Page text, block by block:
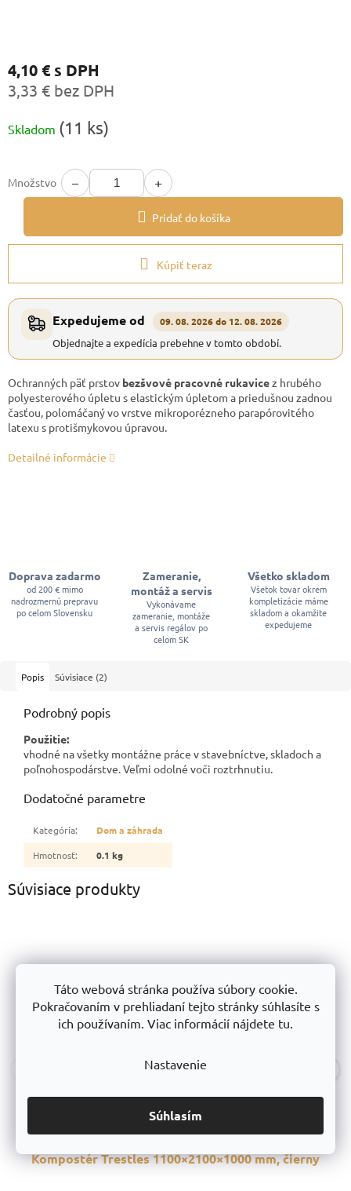
Táto webová stránka používa súbory cookie.
Pokračovaním v prehliadaní tejto stránky súhlasíte s
ich používaním. Viac informácií nájdete tu.
Nastavenie
Súhlasím
4,10 €s DPH
3,33 € bez DPH
cena:
Skladom (11 ks)
Množstvo − +
Pridať do košíka
Kúpiť teraz
Expedujeme od 09. 08. 2026 do 12. 08. 2026
Objednajte a expedícia prebehne v tomto období.
Ochranných päť prstov bezšvové pracovné rukavicez hrubého
polyesterového úpletu s elastickým úpletom a priedušnou zadnou
časťou, polomáčaný vo vrstve mikroporézneho parapórovitého
latexu s protišmykovou úpravou.
Detailné informácie
Doprava zadarmo
od 200 € mimo
nadrozmernú prepravu
po celom Slovensku
Zameranie,
montáž a servis
Vykonávame
zameranie, montáže
a servis regálov po
celom SK
Všetko skladom
Všetok tovar okrem
kompletizácie máme
skladom a okamžite
expedujeme
Popis Súvisiace (2)
Podrobný popis
Použitie:
vhodné na všetky montážne práce v stavebníctve, skladoch a
poľnohospodárstve. Veľmi odolné voči roztrhnutiu.
Dodatočné parametre
Kategória:
Dom a záhrada
Hmotnosť: 0.1 kg
Súvisiace produkty
Kompostér Trestles 1100×2100×1000 mm, čierny